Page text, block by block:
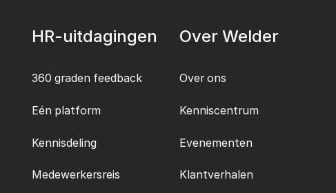
HR-uitdagingen
360 graden feedback
Eén platform
Kennisdeling
Medewerkersreis
Over Welder
Over ons
Kenniscentrum
Evenementen
Klantverhalen